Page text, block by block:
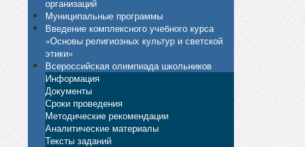
организаций
Муниципальные программы
Введение комплексного учебного курса
«Основы религиозных культур и светской
этики»
Всероссийская олимпиада школьников
Информация
Документы
Сроки проведения
Методические рекомендации
Аналитические материалы
Тексты заданий